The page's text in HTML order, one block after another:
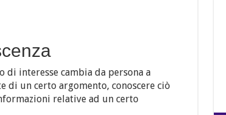
di interesse cambia da persona a
di un certo argomento, conoscere ciò
relative ad un certo